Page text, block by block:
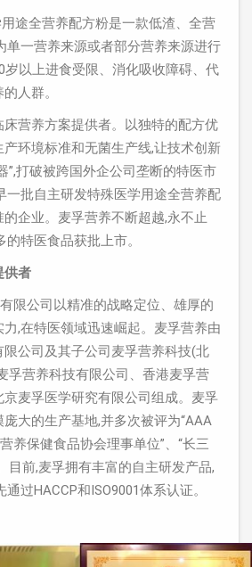
途全营养配方粉是一款低渣、全营
单一营养来源或者部分营养来源进行
岁以上进食受限、消化吸收障碍、代
人群。
营养方案提供者。以独特的配方优
环境标准和无菌生产线,让技术创新
”,打破被跨国外企公司垄断的特医市
一批自主研发特殊医学用途全营养配
企业。麦孚营养不断超越,永不止
特医食品获批上市。
供者
限公司以精准的战略定位、雄厚的
,在特医领域迅速崛起。麦孚营养由
公司及其子公司麦孚营养科技(北
孚营养科技有限公司、香港麦孚营
麦孚医学研究有限公司组成。麦孚
大的生产基地,并多次被评为“AAA
养保健食品协会理事单位”、“长三
目前,麦孚拥有丰富的自主研发产品,
过HACCP和ISO9001体系认证。